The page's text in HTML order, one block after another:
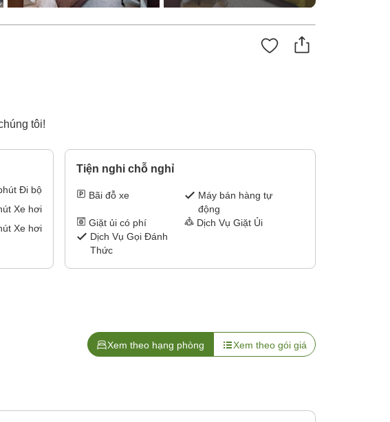
tôi!
Đi bộ
Xe hơi
Xe hơi
Tiện nghi chỗ nghỉ
Bãi đỗ xe
Máy bán hàng tự
động
Giặt ủi có phí
Dịch Vụ Giặt Ủi
Dịch Vụ Gọi Đánh
Thức
Xem theo hạng phòng Xem theo gói giá